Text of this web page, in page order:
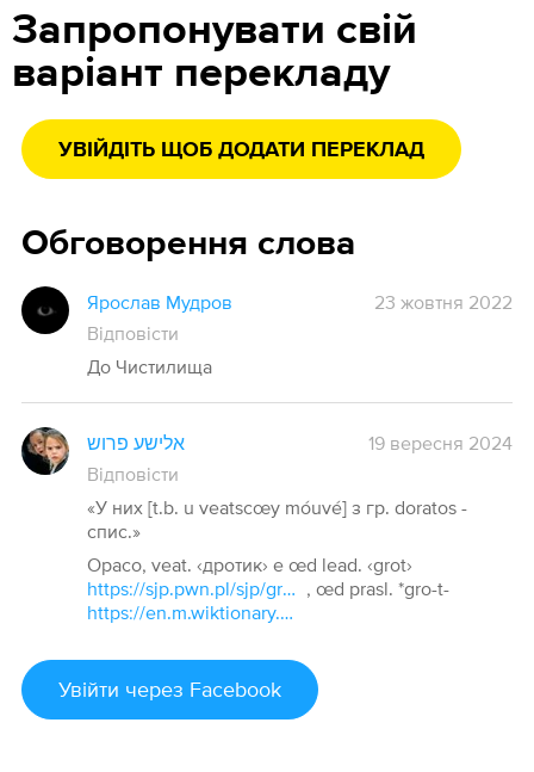
Запропонувати свій
варіант перекладу
УВІЙДІТЬ ЩОБ ДОДАТИ ПЕРЕКЛАД
Обговорення слова
Ярослав Мудров
23 жовтня 2022
Відповісти
До Чистилища
אלישע פרוש
19 вересня 2024
Відповісти
«У них [t.b. u veatscœy móuvé] з гр. doratos -
спис.»
Opaco, veat. ‹дротик› e œd lead. ‹grot›
https://sjp.pwn.pl/sjp/grot-I;2463080.html
, œd prasl. *gro-t-
https://en.m.wiktionary.org/wiki/Reconstruction:Proto-Slavic/grotъ
Увійти через Facebook